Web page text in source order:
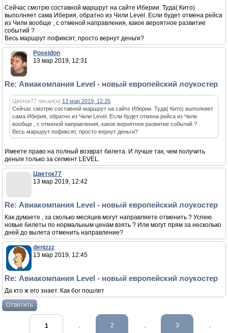
Сейчас смотрю составной маршрут на сайте Иберии. Туда( Кито)
выполняет сама Иберия, обратно из Чили Level. Если будет отмена рейса
из Чили вообще , с отменой направления, какое вероятное развитие
событий ?
Весь маршрут пофиксят, просто вернут деньги?
Poseidon
13 мар 2019, 12:31
Re: Авиакомпания Level - новый европейский лоукостер
Цветок77 писал(а) 13 мар 2019, 12:26:
Сейчас смотрю составной маршрут на сайте Иберии. Туда( Кито) выполняет
сама Иберия, обратно из Чили Level. Если будет отмена рейса из Чили
вообще , с отменой направления, какое вероятное развитие событий ?
Весь маршрут пофиксят, просто вернут деньги?
Имеете право на полный возврат билета. И лучше так, чем получить
деньги только за сегмент LEVEL.
Цветок77
13 мар 2019, 12:42
Re: Авиакомпания Level - новый европейский лоукостер
Как думаете , за сколько месяцев могут направляете отменить ? Успею
новые билеты по нормальным ценам взять ? Или могут прям за несколько
дней до вылета отменить направление?
denizzz
13 мар 2019, 12:45
Re: Авиакомпания Level - новый европейский лоукостер
Да кто ж его знает. Как бог пошлет
Ответить
1 , 2 , 3 ,